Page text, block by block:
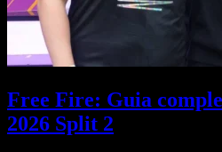
Free Fire: Guia
2026 Split 2